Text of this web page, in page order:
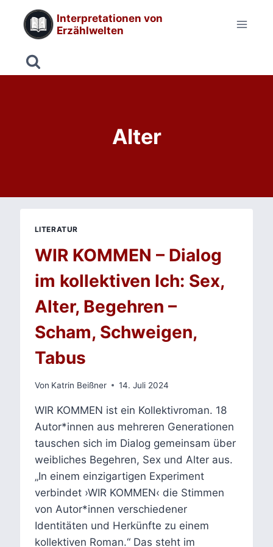
Inhalt
springen
Interpretationen von
Erzählwelten
Alter
LITERATUR
WIR KOMMEN – Dialog
im kollektiven Ich: Sex,
Alter, Begehren –
Scham, Schweigen,
Tabus
Von Katrin Beißner 14. Juli 2024
WIR KOMMEN ist ein Kollektivroman. 18
Autor*innen aus mehreren Generationen
tauschen sich im Dialog gemeinsam über
weibliches Begehren, Sex und Alter aus.
„In einem einzigartigen Experiment
verbindet ›WIR KOMMEN‹ die Stimmen
von Autor*innen verschiedener
Identitäten und Herkünfte zu einem
kollektiven Roman.“ Das steht im